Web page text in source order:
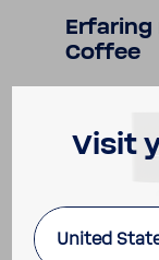
Erfa­ring
Coffee
Visit
United